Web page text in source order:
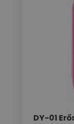
DY-01